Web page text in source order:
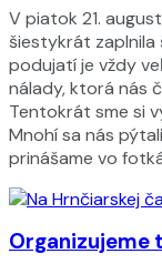
V piatok 21.
šiestykrát zaplnila
podujatí je vždy
nálady, ktorá nás
Tentokrát sme si
Mnohí sa nás
prinášame vo
Organizujeme